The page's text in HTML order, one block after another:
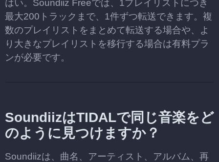
はい。Soundiiz Freeでは、1プレイリストにつき
最大200トラックまで、1件ずつ転送できます。複
数のプレイリストをまとめて転送する場合や、よ
り大きなプレイリストを移行する場合は有料プラ
ンが必要です。
SoundiizはTIDALで同じ音楽をど
のように見つけますか？
Soundiizは、曲名、アーティスト、アルバム、再